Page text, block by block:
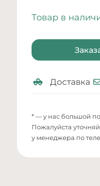
Товар в
Доставка
* — у нас большой
Пожалуйста
у менеджера по